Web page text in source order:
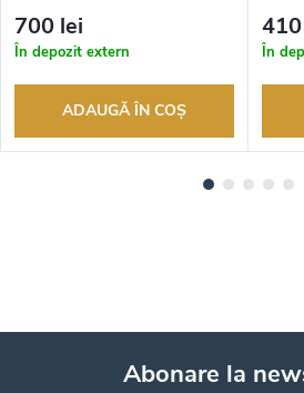
returnarea bunurilor. Vânzător
autorizat
700 lei
În depozit extern
ADAUGĂ ÎN COŞ
În
Abonare la